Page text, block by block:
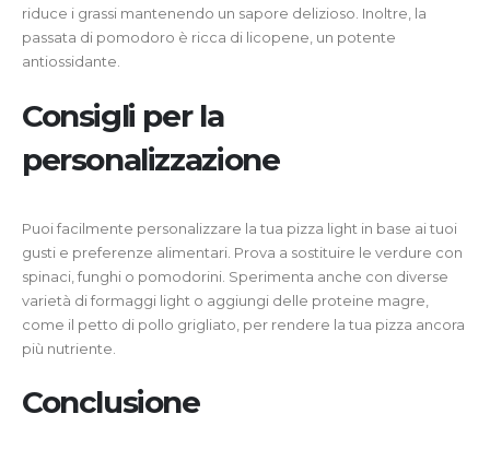
riduce i grassi mantenendo un sapore delizioso. Inoltre, la
passata di pomodoro è ricca di licopene, un potente
antiossidante.
Consigli per la
personalizzazione
Puoi facilmente personalizzare la tua pizza light in base ai tuoi
gusti e preferenze alimentari. Prova a sostituire le verdure con
spinaci, funghi o pomodorini. Sperimenta anche con diverse
varietà di formaggi light o aggiungi delle proteine magre,
come il petto di pollo grigliato, per rendere la tua pizza ancora
più nutriente.
Conclusione